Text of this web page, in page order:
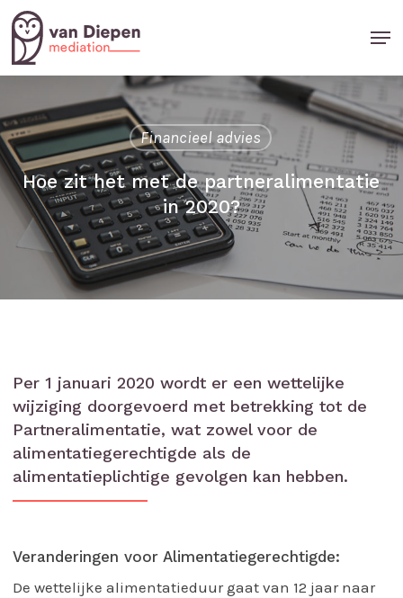
Skip
main
Financieel advies
Hoe zit het met de partneralimentatie
in 2020?
Per 1 januari 2020 wordt er een wettelijke
wijziging doorgevoerd met betrekking tot de
Partneralimentatie, wat zowel voor de
alimentatiegerechtigde als de
alimentatieplichtige gevolgen kan hebben.
Veranderingen voor Alimentatiegerechtigde:
De wettelijke alimentatieduur gaat van 12 jaar naar
Menu